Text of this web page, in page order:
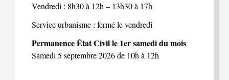
Vendredi : 8h30 à 12h – 13h30 à 17h
Service urbanisme : fermé le vendredi
Permanence État Civil le 1er samedi du mois
Samedi 5 septembre 2026 de 10h à 12h